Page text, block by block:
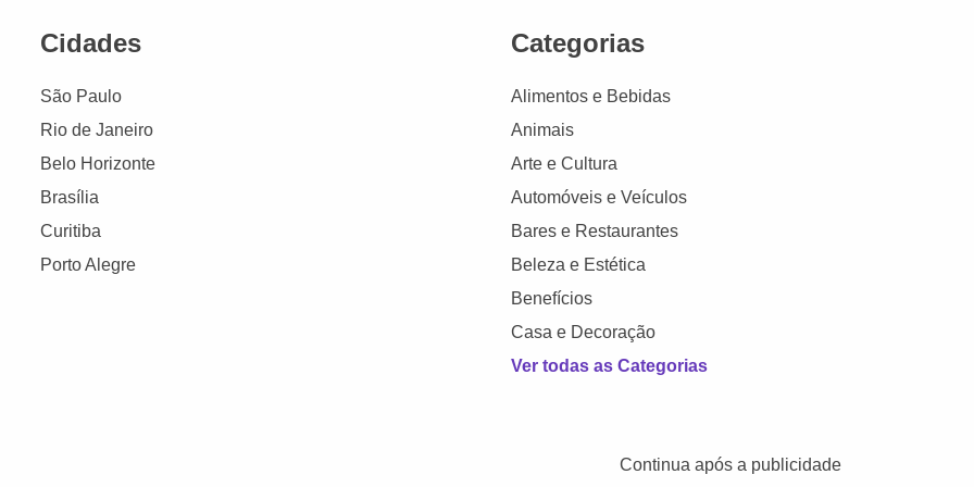
Cidades
São Paulo
Rio de Janeiro
Belo Horizonte
Brasília
Curitiba
Porto Alegre
Categorias
Alimentos e Bebidas
Animais
Arte e Cultura
Automóveis e Veículos
Bares e Restaurantes
Beleza e Estética
Benefícios
Casa e Decoração
Ver todas as Categorias
Continua após a publicidade